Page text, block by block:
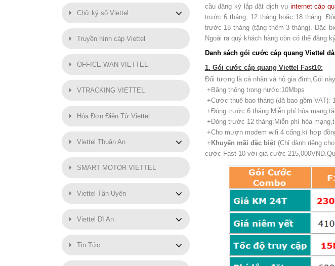
Chữ ký số Viettel
Truyền hình cáp Viettel
OFFICE WAN VIETTEL
VTRACKING VIETTEL
Hóa Đơn Điện Tử Viettel
Viettel Thuận An
SMART MOTOR VIETTEL
Viettel Tân Uyên
Viettel Dĩ An
Tin Tức
cầu đăng ký lắp đặt dịch vụ internet cáp
trước 6 tháng, 12 tháng hoặc 18 tháng.
trước 18 tháng (tặng thêm 3 tháng). Đặc
Ngoài ra quý khách hàng còn có thể đăng
Danh sách gói cước cáp quang Viettel
1. Gói cước cáp quang Viettel Fast10:
Đối tượng là cá nhân và hộ gia đình,Gói
+Băng thông trong nước:10Mbps
+Cước thuê bao tháng (đã bao gồm VAT):
+Đóng trước 6 tháng:Miễn phí hòa
+Đóng trước 12 tháng:Miễn phí hòa
+Cho mượn modem wifi 4 cổng,kí hợp
+ Khuyến mãi đặc biệt (Chỉ dành riêng
cước Fast 10 với giá cước